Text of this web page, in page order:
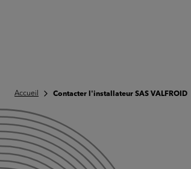
Accueil Contacter l'installateur SAS VALFROID